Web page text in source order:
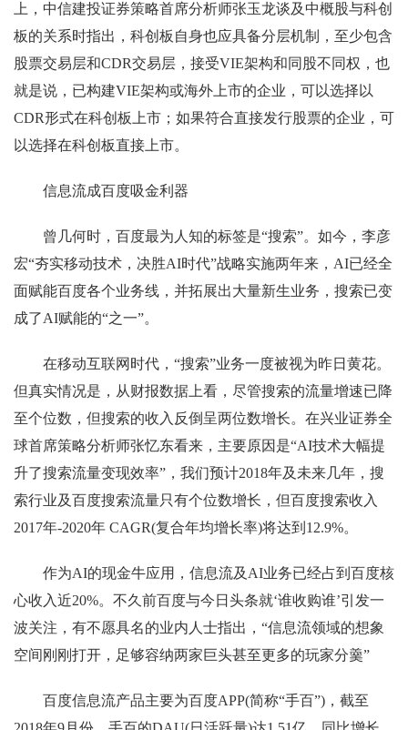
上，中信建投证券策略首席分析师张玉龙谈及中概股与科创
板的关系时指出，科创板自身也应具备分层机制，至少包含
股票交易层和CDR交易层，接受VIE架构和同股不同权，也
就是说，已构建VIE架构或海外上市的企业，可以选择以
CDR形式在科创板上市；如果符合直接发行股票的企业，可
以选择在科创板直接上市。
信息流成百度吸金利器
曾几何时，百度最为人知的标签是“搜索”。如今，李彦
宏“夯实移动技术，决胜AI时代”战略实施两年来，AI已经全
面赋能百度各个业务线，并拓展出大量新生业务，搜索已变
成了AI赋能的“之一”。
在移动互联网时代，“搜索”业务一度被视为昨日黄花。
但真实情况是，从财报数据上看，尽管搜索的流量增速已降
至个位数，但搜索的收入反倒呈两位数增长。在兴业证券全
球首席策略分析师张忆东看来，主要原因是“AI技术大幅提
升了搜索流量变现效率”，我们预计2018年及未来几年，搜
索行业及百度搜索流量只有个位数增长，但百度搜索收入
2017年-2020年 CAGR(复合年均增长率)将达到12.9%。
作为AI的现金牛应用，信息流及AI业务已经占到百度核
心收入近20%。不久前百度与今日头条就‘谁收购谁’引发一
波关注，有不愿具名的业内人士指出，“信息流领域的想象
空间刚刚打开，足够容纳两家巨头甚至更多的玩家分羹”
百度信息流产品主要为百度APP(简称“手百”)，截至